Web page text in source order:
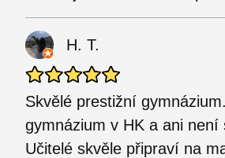
H. T.
Skvělé prestižní
gymnázium v HK a ani není
Učitelé skvěle připraví na